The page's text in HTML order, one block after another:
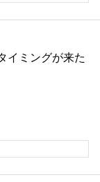
イミングが来た